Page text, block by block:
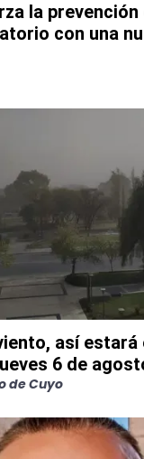
la prevención
con una
así estará
6 de
de Cuyo